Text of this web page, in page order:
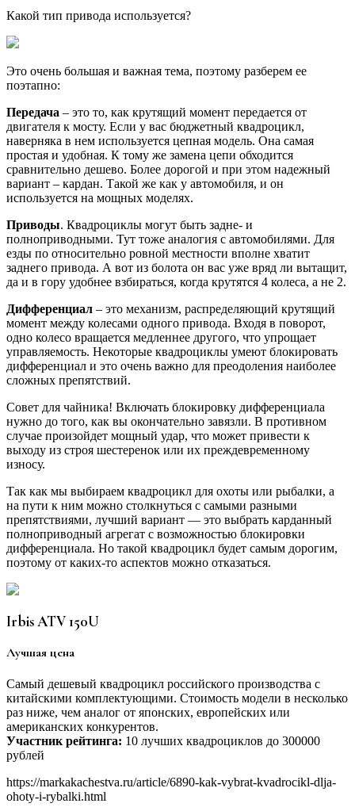
Какой тип привода используется?
Это очень большая и важная тема, поэтому разберем ее
поэтапно:
Передача – это то, как крутящий момент передается от
двигателя к мосту. Если у вас бюджетный квадроцикл,
наверняка в нем используется цепная модель. Она самая
простая и удобная. К тому же замена цепи обходится
сравнительно дешево. Более дорогой и при этом надежный
вариант – кардан. Такой же как у автомобиля, и он
используется на мощных моделях.
Приводы. Квадроциклы могут быть задне- и
полноприводными. Тут тоже аналогия с автомобилями. Для
езды по относительно ровной местности вполне хватит
заднего привода. А вот из болота он вас уже вряд ли вытащит,
да и в гору удобнее взбираться, когда крутятся 4 колеса, а не 2.
Дифференциал – это механизм, распределяющий крутящий
момент между колесами одного привода. Входя в поворот,
одно колесо вращается медленнее другого, что упрощает
управляемость. Некоторые квадроциклы умеют блокировать
дифференциал и это очень важно для преодоления наиболее
сложных препятствий.
Совет для чайника! Включать блокировку дифференциала
нужно до того, как вы окончательно завязли. В противном
случае произойдет мощный удар, что может привести к
выходу из строя шестеренок или их преждевременному
износу.
Так как мы выбираем квадроцикл для охоты или рыбалки, а
на пути к ним можно столкнуться с самыми разными
препятствиями, лучший вариант — это выбрать карданный
полноприводный агрегат с возможностью блокировки
дифференциала. Но такой квадроцикл будет самым дорогим,
поэтому от каких-то аспектов можно отказаться.
Irbis ATV 150U
Лучшая цена
Самый дешевый квадроцикл российского производства с
китайскими комплектующими. Стоимость модели в несколько
раз ниже, чем аналог от японских, европейских или
американских конкурентов.
Участник рейтинга: 10 лучших квадроциклов до 300000
рублей
https://markakachestva.ru/article/6890-kak-vybrat-kvadrocikl-dlja-
ohoty-i-rybalki.html